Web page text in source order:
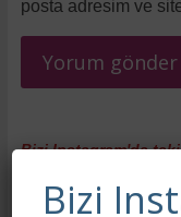
posta adresim ve
Bizi Instagram'da
Bizi